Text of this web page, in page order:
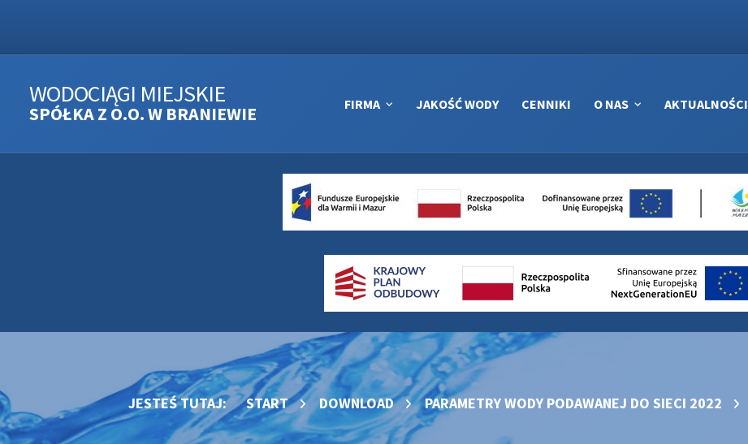
WODOCIĄGI MIEJSKIE
SPÓŁKA Z O.O. W BRANIEWIE FIRMA JAKOŚĆ WODY CENNIKI O NAS AKTUALNOŚCI
JESTEŚ TUTAJ: START DOWNLOAD PARAMETRY WODY PODAWANEJ DO SIECI 2022